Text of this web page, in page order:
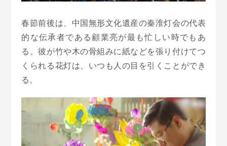
春節前後は、中国無形文化遺産の秦淮灯会の代表
的な伝承者である顧業亮が最も忙しい時でもあ
る。彼が竹や木の骨組みに紙などを張り付けてつ
くられる花灯は、いつも人の目を引くことができ
る。